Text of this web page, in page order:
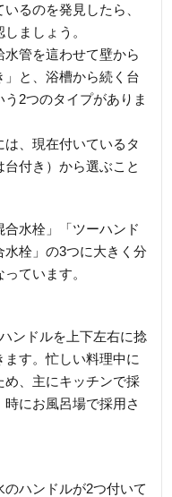
るのを発見したら、
ましょう。
管を這わせて壁から
と、浴槽から続く台
2つのタイプがありま
、現在付いているタ
付き）から選ぶこと
水栓」「ツーハンド
水栓」の3つに大きく分
ています。
ンドルを上下左右に捻
す。忙しい料理中に
め、主にキッチンで採
にお風呂場で採用さ
ハンドルが2つ付いて